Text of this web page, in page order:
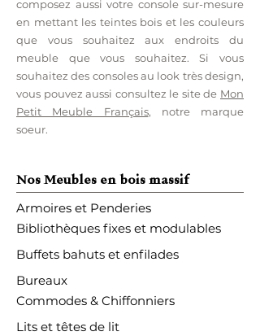
composez aussi votre console sur-mesure
en mettant les teintes bois et les couleurs
que vous souhaitez aux endroits du
meuble que vous souhaitez. Si vous
souhaitez des consoles au look très design,
vous pouvez aussi consultez le site de Mon
Petit Meuble Français, notre marque
soeur.
Nos Meubles en bois massif
Armoires et Penderies
Bibliothèques fixes et modulables
Buffets bahuts et enfilades
Bureaux
Commodes & Chiffonniers
Lits et têtes de lit